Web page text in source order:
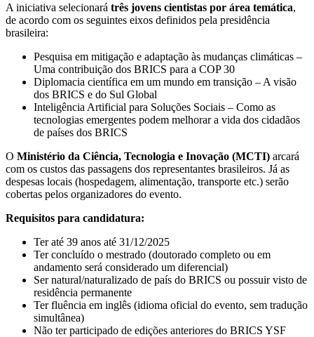
A iniciativa selecionará três jovens cientistas por área temática,
de acordo com os seguintes eixos definidos pela presidência
brasileira:
Pesquisa em mitigação e adaptação às mudanças climáticas –
Uma contribuição dos BRICS para a COP 30
Diplomacia científica em um mundo em transição – A visão
dos BRICS e do Sul Global
Inteligência Artificial para Soluções Sociais – Como as
tecnologias emergentes podem melhorar a vida dos cidadãos
de países dos BRICS
O Ministério da Ciência, Tecnologia e Inovação (MCTI) arcará
com os custos das passagens dos representantes brasileiros. Já as
despesas locais (hospedagem, alimentação, transporte etc.) serão
cobertas pelos organizadores do evento.
Requisitos para candidatura:
Ter até 39 anos até 31/12/2025
Ter concluído o mestrado (doutorado completo ou em
andamento será considerado um diferencial)
Ser natural/naturalizado de país do BRICS ou possuir visto de
residência permanente
Ter fluência em inglês (idioma oficial do evento, sem tradução
simultânea)
Não ter participado de edições anteriores do BRICS YSF